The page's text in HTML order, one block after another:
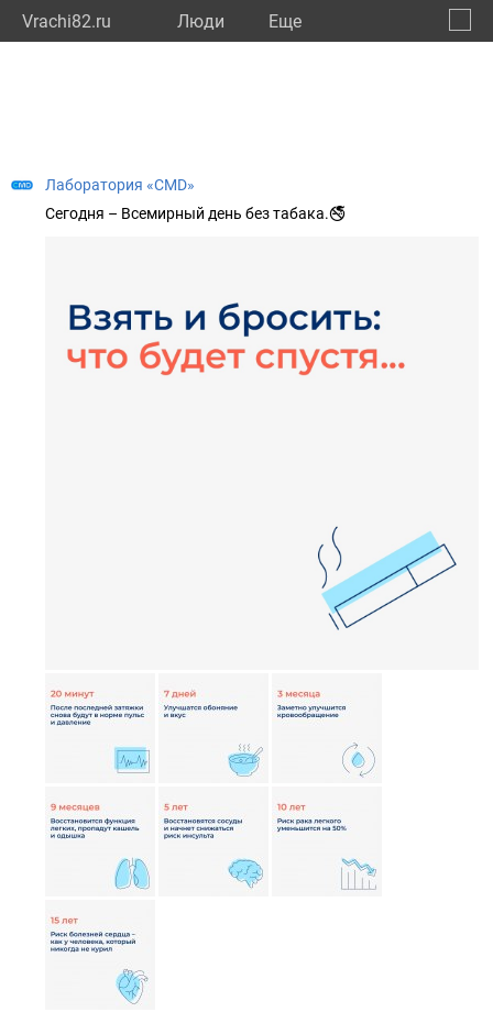
Vrachi82.ru Люди Eще
Лаборатория «CMD»
Сегодня – Всемирный день без табака.🚭